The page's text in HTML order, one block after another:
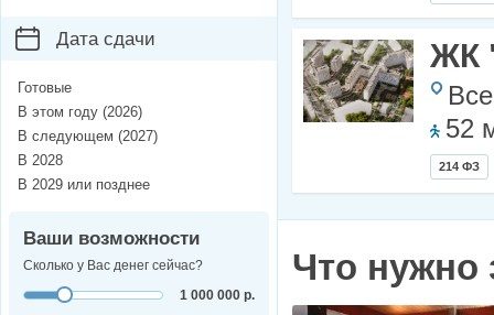
ЖК
52
214 ФЗ
Что нужно
Дата сдачи
Готовые
В этом году (2026)
В следующем (2027)
В 2028
В 2029 или позднее
Ваши возможности
Сколько у Вас денег сейчас?
1 000 000 р.